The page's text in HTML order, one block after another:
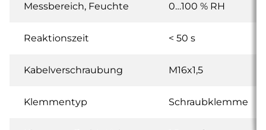
Messbereich, Feuchte 0…100 % RH
Reaktionszeit < 50 s
Kabelverschraubung M16x1,5
Klemmentyp Schraubklemme